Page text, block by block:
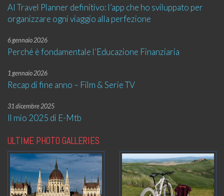
AI Travel Planner definitivo: l’app che ho sviluppato per
organizzare ogni viaggio alla perfezione
6 gennaio 2026
Perché è fondamentale l’Educazione Finanziaria
1 gennaio 2026
Recap di fine anno – Film & Serie TV
31 dicembre 2025
Il mio 2025 di E-Mtb
ULTIME PHOTO GALLERIES